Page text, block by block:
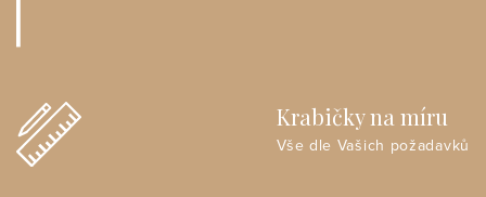
Krabičky na míru
Vše dle Vašich požadavků